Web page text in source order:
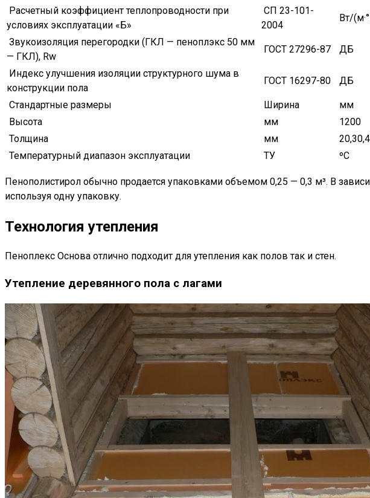
Расчетный коэффициент теплопроводности при
условиях эксплуатации «Б»
СП 23-101-
2004
Вт/
Звукоизоляция перегородки (ГКЛ — пеноплэкс 50 мм
— ГКЛ), Rw
ГОСТ 27296-87 ДБ
Индекс улучшения изоляции структурного шума в
конструкции пола
ГОСТ 16297-80 ДБ
Стандартные размеры Ширина мм
Высота
мм 1200
Толщина
мм
Температурный диапазон эксплуатации
ТУ ºС
Пенополистирол обычно продается упаковками объемом 0,25 — 0,3 м³. В
используя одну упаковку.
Технология утепления
Пеноплекс Основа отлично подходит для утепления как полов так и стен.
Утепление деревянного пола с лагами